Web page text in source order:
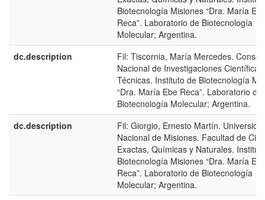
Biotecnología Misiones “Dra. María
Reca”. Laboratorio de Biotecnología
Molecular; Argentina.
dc.description
Fil: Tiscornia, María Mercedes.
Nacional de Investigaciones
Técnicas. Instituto de Biotecnología
“Dra. María Ebe Reca”. Laboratorio de
Biotecnología Molecular; Argentina.
dc.description
Fil: Giorgio, Ernesto Martín.
Nacional de Misiones. Facultad de
Exactas, Químicas y Naturales.
Biotecnología Misiones “Dra. María
Reca”. Laboratorio de Biotecnología
Molecular; Argentina.